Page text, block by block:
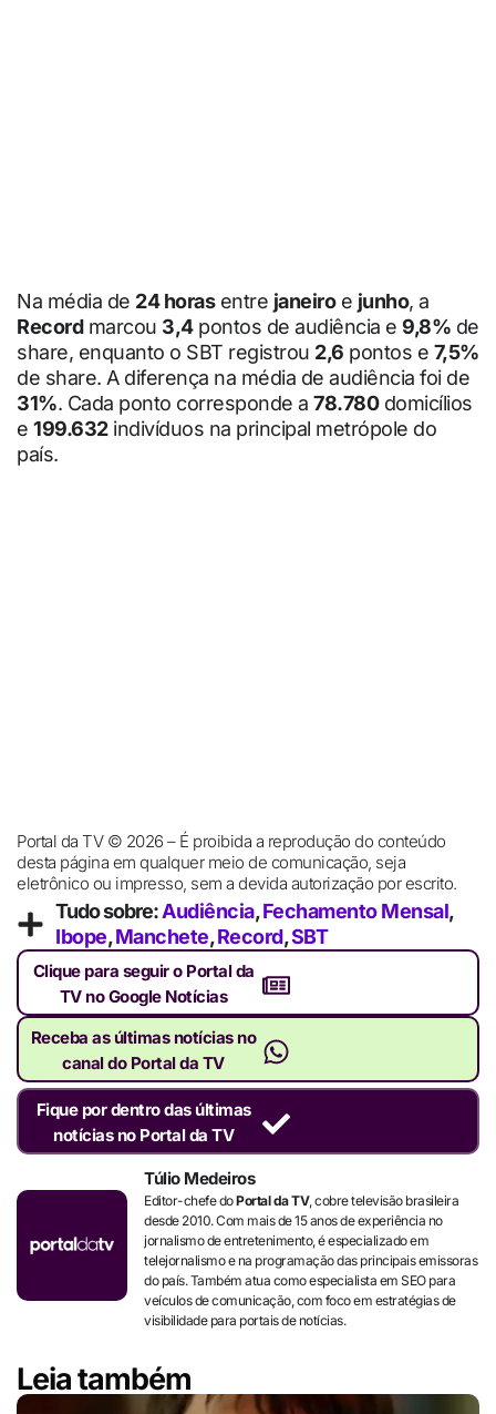
Na média de 24 horasentre janeiroe junho, a
Recordmarcou 3,4pontos de audiência e 9,8% de
share, enquanto o SBT registrou 2,6 pontos e 7,5%
de share. A diferença na média de audiência foi de
31%. Cada ponto corresponde a 78.780domicílios
e 199.632indivíduos na principal metrópole do
país.
Portal da TV © 2026 – É proibida a reprodução do conteúdo
desta página em qualquer meio de comunicação, seja
eletrônico ou impresso, sem a devida autorização por escrito.
Tudo sobre:Audiência,Fechamento Mensal,
Ibope,Manchete,Record,SBT
Clique para seguir o Portal da
TV no Google Notícias
Receba as últimas notícias no
canal do Portal da TV
Fique por dentro das últimas
notícias no Portal da TV
Túlio Medeiros
Editor-chefe doPortal da TV, cobre televisão brasileira
desde 2010. Com mais de 15 anos de experiência no
jornalismo de entretenimento, é especializado em
telejornalismo e na programação das principais emissoras
do país. Também atua como especialista em SEO para
veículos de comunicação, com foco em estratégias de
visibilidade para portais de notícias.
Leia também